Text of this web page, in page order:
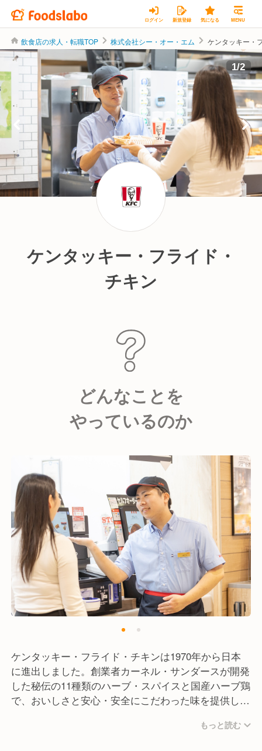
ログイン 新規登録 気になる MENU
飲食店の求人・転職TOP 株式会社シー・オー・エム ケンタッキー・
株式会社シー・オー・エム 1/2
ケンタッキー・フライド・
チキン
どんなことを
やっているのか
ケンタッキー・フライド・チキンは1970年から日本
に進出しました。創業者カーネル・サンダースが開発
した秘伝の11種類のハーブ・スパイスと国産ハーブ鶏
で、おいしさと安心・安全にこだわった味を提供して
当社は滋賀・京都・福井・大阪・兵庫に出店し、経営
もっと読む